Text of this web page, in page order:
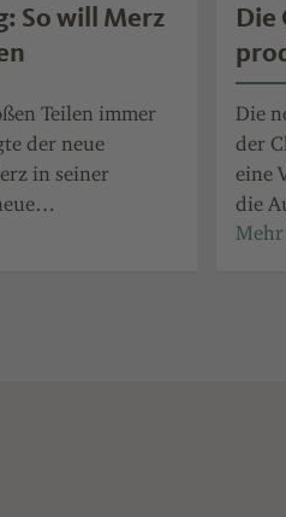
So will Merz
Teilen immer
der neue
in seiner
daran setzen, sie
Die
Die
der
eine
die